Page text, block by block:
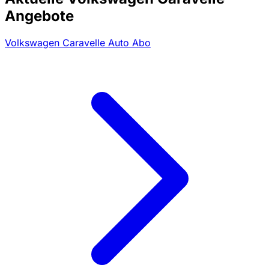
Angebote
Volkswagen Caravelle Auto Abo